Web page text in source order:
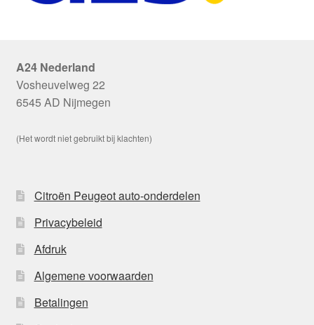
A24 Nederland
Vosheuvelweg 22
6545 AD Nijmegen
(Het wordt niet gebruikt bij klachten)
Citroën Peugeot auto-onderdelen
Privacybeleid
Afdruk
Algemene voorwaarden
Betalingen